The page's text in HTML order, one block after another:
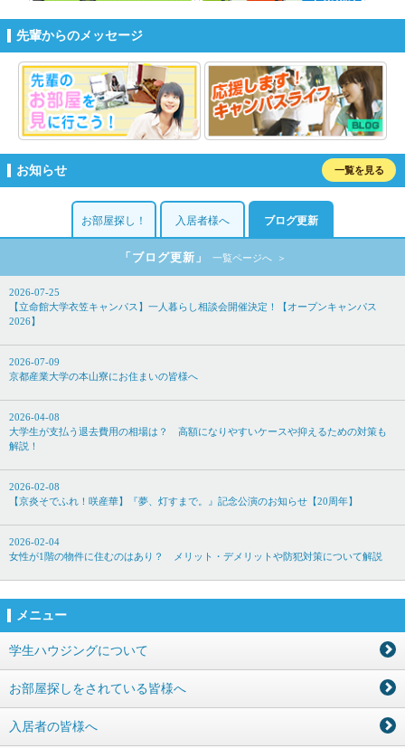
先輩からのメッセージ
お知らせ 一覧を見る
お部屋探し！ 入居者様へ ブログ更新
「ブログ更新」 一覧ページへ
2026-07-25
【立命館大学衣笠キャンパス】一人暮らし相談会開催決定！【オープンキャンパス
2026】
2026-07-09
京都産業大学の本山寮にお住まいの皆様へ
2026-04-08
大学生が支払う退去費用の相場は？ 高額になりやすいケースや抑えるための対策も
解説！
2026-02-08
【京炎そでふれ！咲産華】『夢、灯すまで。』記念公演のお知らせ【20周年】
2026-02-04
女性が1階の物件に住むのはあり？ メリット・デメリットや防犯対策について解説
メニュー
学生ハウジングについて
お部屋探しをされている皆様へ
入居者の皆様へ